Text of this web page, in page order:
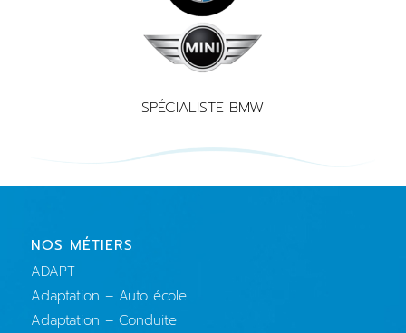
SPÉCIALISTE BMW
NOS MÉTIERS
ADAPT
Adaptation – Auto école
Adaptation – Conduite